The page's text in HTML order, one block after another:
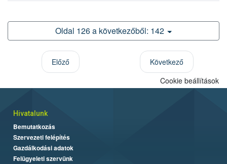
Oldal 126 a következőből: 142
Előző
Következő
Cookie beállítások
Hivatalunk
Bemutatkozás
Szervezeti felépítés
Gazdálkodási adatok
Felügyeleti szervünk